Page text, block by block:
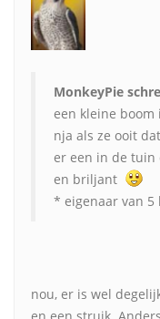
MonkeyPie
een kleine boom
nja als ze ooit
er een in de tuin
en briljant
* eigenaar van 5
nou, er is wel
en een struik.